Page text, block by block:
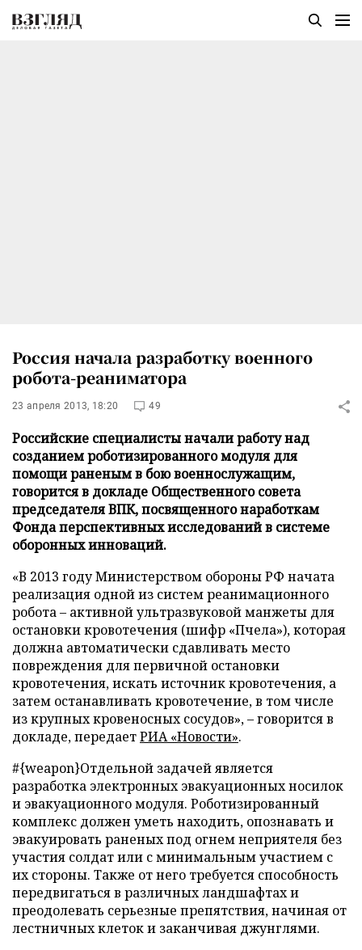
Россия начала разработку военного
робота-реаниматора
23 апреля 2013, 18:20 49
Российские специалисты начали работу над
созданием роботизированного модуля для
помощи раненым в бою военнослужащим,
говорится в докладе Общественного совета
председателя ВПК, посвященного наработкам
Фонда перспективных исследований в системе
оборонных инноваций.
«В 2013 году Министерством обороны РФ начата
реализация одной из систем реанимационного
робота– активной ультразвуковой манжеты для
остановки кровотечения (шифр «Пчела»), которая
должна автоматически сдавливать место
повреждения для первичной остановки
кровотечения, искать источник кровотечения, а
затем останавливать кровотечение, в том числе
из крупных кровеносных сосудов»,–говорится в
докладе, передаетРИА «Новости».
#{weapon}Отдельной задачей является
разработка электронных эвакуационных носилок
и эвакуационного модуля. Роботизированный
комплекс должен уметь находить, опознавать и
эвакуировать раненых под огнем неприятеля без
участия солдат или с минимальным участием с
их стороны. Также от него требуется способность
передвигаться в различных ландшафтах и
преодолевать серьезные препятствия, начиная от
лестничных клеток и заканчивая джунглями.